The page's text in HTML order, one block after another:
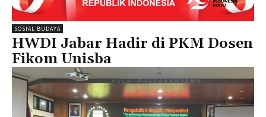
SOSIAL BUDAYA
HWDI Jabar Hadir di PKM Dosen
Fikom Unisba